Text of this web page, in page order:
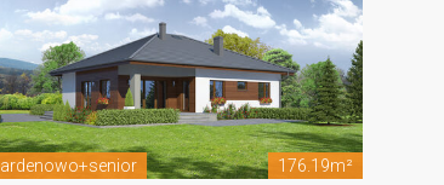
ardenowo+senior 176.19m²